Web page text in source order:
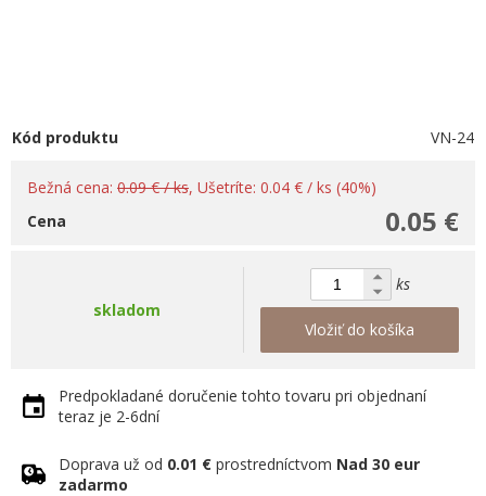
Kód produktu VN-24
Bežná cena: 0.09 € / ks, Ušetríte: 0.04 € / ks (40%)
0.05 €
Cena
skladom
ks
Vložiť do košíka
Predpokladané doručenie tohto tovaru pri objednaní
teraz je 2-6dní
Doprava už od 0.01 € prostredníctvom Nad 30 eur
zadarmo